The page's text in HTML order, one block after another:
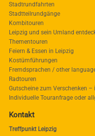
Stadtrundfahrten
Stadtteilrundgänge
Kombitouren
Leipzig und sein Umland
Thementouren
Feiern & Essen in Leipzig
Kostümführungen
Fremdsprachen / other
Radtouren
Gutscheine zum Verschenken –
Individuelle Touranfrage oder
Kontakt
Treffpunkt Leipzig